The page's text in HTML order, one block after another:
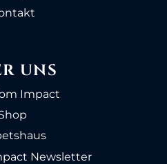
UNS
Impact
Newsletter